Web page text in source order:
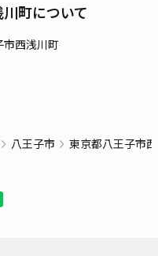
町について
西浅川町
八王子市 東京都八王子市